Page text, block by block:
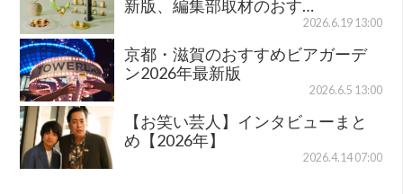
新版、編集部取材のおす…
2026.6.19 13:00
京都・滋賀のおすすめビアガーデ
ン2026年最新版
2026.6.5 13:00
【お笑い芸人】インタビューまと
め【2026年】
2026.4.14 07:00